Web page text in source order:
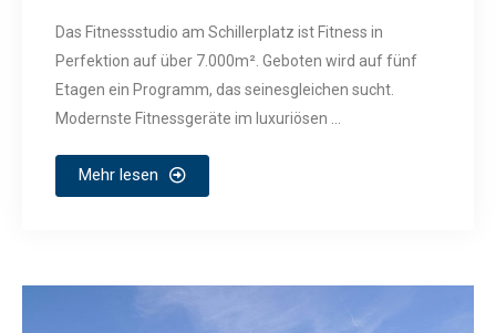
Das Fitnessstudio am Schillerplatz ist Fitness in
Perfektion auf über 7.000m². Geboten wird auf fünf
Etagen ein Programm, das seinesgleichen sucht.
Modernste Fitnessgeräte im luxuriösen ...
Mehr lesen